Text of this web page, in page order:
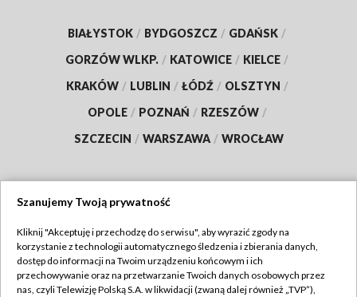
BIAŁYSTOK / BYDGOSZCZ / GDAŃSK /
GORZÓW WLKP. / KATOWICE / KIELCE /
KRAKÓW / LUBLIN / ŁÓDŹ / OLSZTYN /
OPOLE / POZNAŃ / RZESZÓW /
SZCZECIN / WARSZAWA / WROCŁAW
TVP
Abonament TVP
Regulamin TVP
Szanujemy Twoją prywatność
Kliknij "Akceptuję i przechodzę do serwisu", aby wyrazić zgody na
korzystanie z technologii automatycznego śledzenia i zbierania danych,
dostęp do informacji na Twoim urządzeniu końcowym i ich
przechowywanie oraz na przetwarzanie Twoich danych osobowych przez
nas, czyli Telewizję Polską S.A. w likwidacji (zwaną dalej również „TVP”),